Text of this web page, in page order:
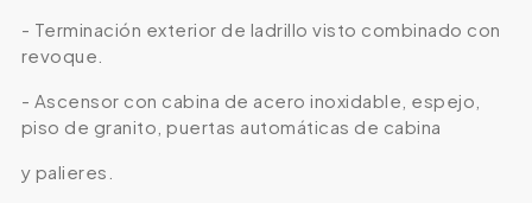
- Terminación exterior de ladrillo visto combinado con
revoque.
- Ascensor con cabina de acero inoxidable, espejo,
piso de granito, puertas automáticas de cabina
y palieres.